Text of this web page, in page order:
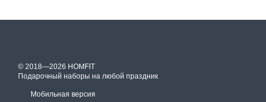
© 2018—2026 HOMFIT
Подарочный наборы на любой праздник
Мобильная версия